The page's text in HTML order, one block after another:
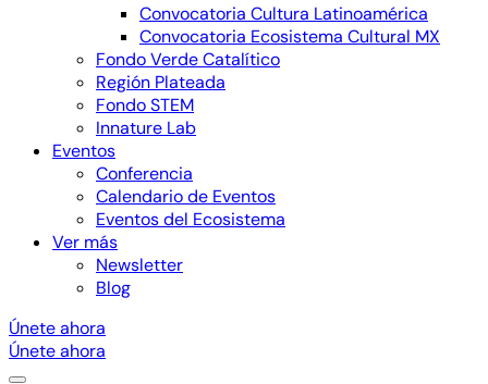
Convocatoria Cultura Latinoamérica
Convocatoria Ecosistema Cultural MX
Fondo Verde Catalítico
Región Plateada
Fondo STEM
Innature Lab
Eventos
Conferencia
Calendario de Eventos
Eventos del Ecosistema
Ver más
Newsletter
Blog
Únete ahora
Únete ahora